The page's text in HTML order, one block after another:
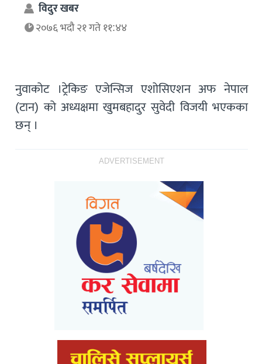
विदुर खबर
२०७६ भदौ २१ गते ११:४४
नुवाकोट ।ट्रेकिङ एजेन्सिज एशोसिएशन अफ नेपाल
(टान) को अध्यक्षमा खुमबहादुर सुवेदी विजयी भएकका
छन् ।
ADVERTISEMENT